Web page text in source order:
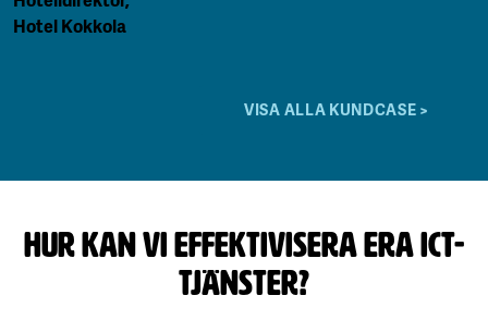
Hotel Kokkola
VISA ALLA KUNDCASE >
Hur kan vi effektivisera era ICT-
tjänster?